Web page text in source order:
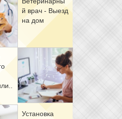
й врач - Вы­езд
на дом
Уста­нов­ка